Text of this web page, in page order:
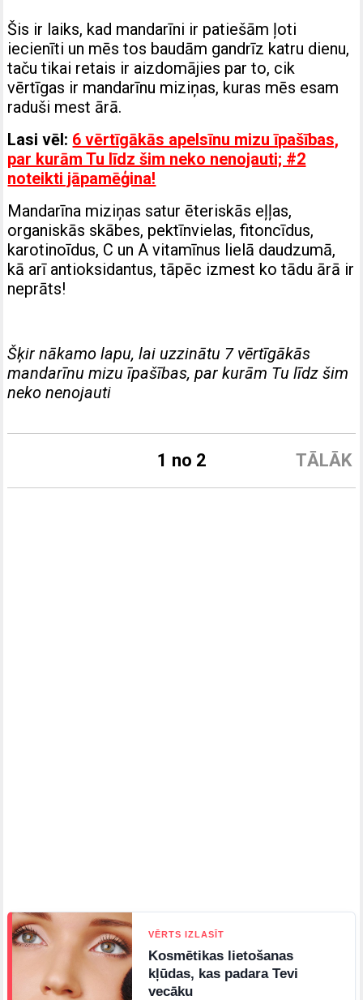
Šis ir laiks, kad mandarīni ir patiešām ļoti
iecienīti un mēs tos baudām gandrīz katru dienu,
taču tikai retais ir aizdomājies par to, cik
vērtīgas ir mandarīnu miziņas, kuras mēs esam
raduši mest ārā.
Lasi vēl: 6 vērtīgākās apelsīnu mizu īpašības,
par kurām Tu līdz šim neko nenojauti; #2
noteikti jāpamēģina!
Mandarīna miziņas satur ēteriskās eļļas,
organiskās skābes, pektīnvielas, fitoncīdus,
karotinoīdus, C un A vitamīnus lielā daudzumā,
kā arī antioksidantus, tāpēc izmest ko tādu ārā ir
neprāts!
Šķir nākamo lapu, lai uzzinātu 7 vērtīgākās
mandarīnu mizu īpašības, par kurām Tu līdz šim
neko nenojauti
TĀLĀK
1 no 2
VĒRTS IZLASĪT
Kosmētikas lietošanas
kļūdas, kas padara Tevi
vecāku